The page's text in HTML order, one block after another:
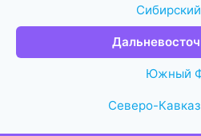
Южный
Северо-